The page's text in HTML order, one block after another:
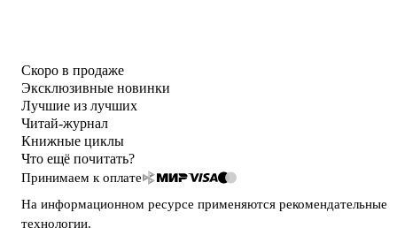
Скоро в продаже
Эксклюзивные новинки
Лучшие из лучших
Читай-журнал
Книжные циклы
Что ещё почитать?
Принимаем к оплате
На информационном ресурсе применяются рекомендательные
технологии.